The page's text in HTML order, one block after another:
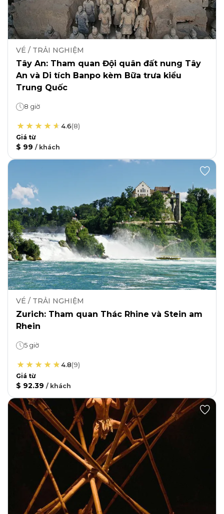
VÉ / TRẢI NGHIỆM
Tây An: Tham quan Đội quân đất nung Tây
An và Di tích Banpo kèm Bữa trưa kiểu
Trung Quốc
8 giờ
4.6(8)
Giá từ
$ 99 / khách
VÉ / TRẢI NGHIỆM
Zurich: Tham quan Thác Rhine và Stein am
Rhein
5 giờ
4.8(9)
Giá từ
$ 92.39 / khách